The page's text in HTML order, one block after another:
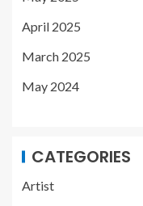
April 2025
March 2025
May 2024
CATEGORIES
Artist